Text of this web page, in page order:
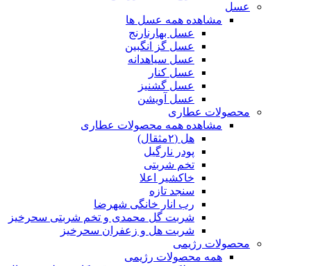
عسل
مشاهده همه عسل ها
عسل بهارنارنج
عسل گز انگبین
عسل سیاهدانه
عسل کنار
عسل گشنیز
عسل آویشن
محصولات عطاری
مشاهده همه محصولات عطاری
هل (۲مثقال)
پودر نارگیل
تخم شربتی
خاکشیر اعلا
سنجد تازه
رب انار خانگی شهرضا
شربت گل محمدی و تخم شربتی سحرخیز
شربت هل و زعفران سحرخیز
محصولات رژیمی
همه محصولات رژیمی